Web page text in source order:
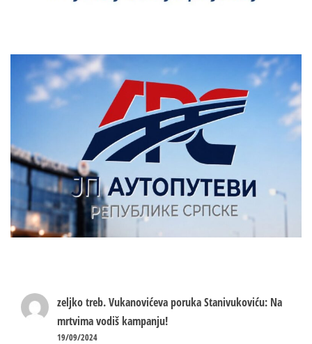
zeljko treb.Vukanovićeva poruka Stanivukoviću: Na
mrtvima vodiš kampanju!
19/09/2024